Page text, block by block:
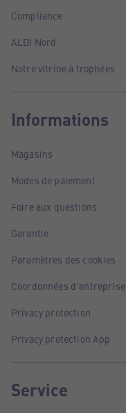
Compliance
ALDI Nord
Notre vitrine à trophées
Informations
Magasins
Modes de paiement
Foire aux questions
Garantie
Paramètres des cookies
Coordonnées d'entreprise
Privacy protection
Privacy protection App
Service